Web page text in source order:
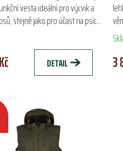
vesta ideální pro výcvik a
stejně jako pro účast na psích
Vyrobena z odolného materiálu
DETAIL 3